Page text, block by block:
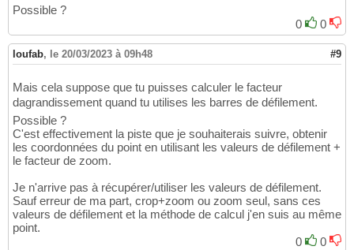
Possible ?
0
0
loufab, le 20/03/2023 à 09h48 #9
Mais cela suppose que tu puisses calculer le facteur
dagrandissement quand tu utilises les barres de défilement.
Possible ?
C'est effectivement la piste que je souhaiterais suivre, obtenir
les coordonnées du point en utilisant les valeurs de défilement +
le facteur de zoom.
Je n'arrive pas à récupérer/utiliser les valeurs de défilement.
Sauf erreur de ma part, crop+zoom ou zoom seul, sans ces
valeurs de défilement et la méthode de calcul j'en suis au même
point.
0
0